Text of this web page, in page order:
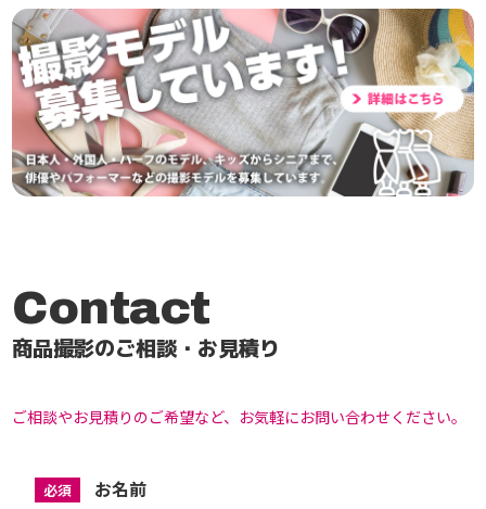
Contact
商品撮影のご相談・お見積り
ご相談やお見積りのご希望など、お気軽にお問い合わせください。
必須 お名前